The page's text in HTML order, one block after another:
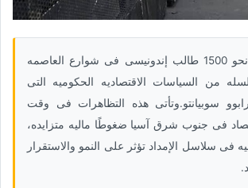
ساعدنیوز : تجمع نحو 1500 طالب إندونیسی فی شوارع العاصمه
من السیاسات الاقتصادیه الحکومیه التی
سوبیانتو.وتأتی هذه التظاهرات فی وقت
فی جنوب شرق آسیا ضغوطًا مالیه متزایده،
فی سلاسل الإمداد تؤثر على النمو والاستقرار